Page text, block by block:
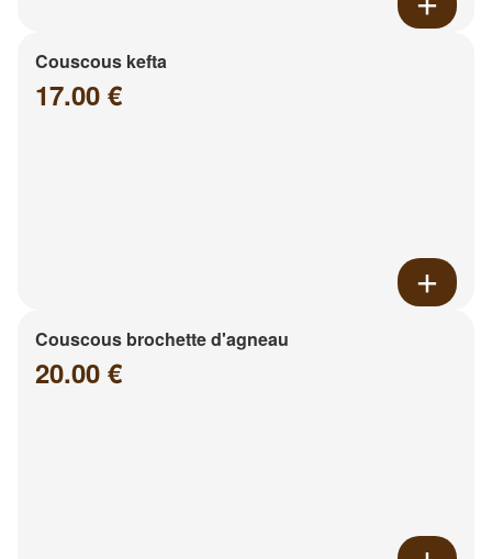
Couscous kefta
17.00 €
Couscous brochette d'agneau
20.00 €